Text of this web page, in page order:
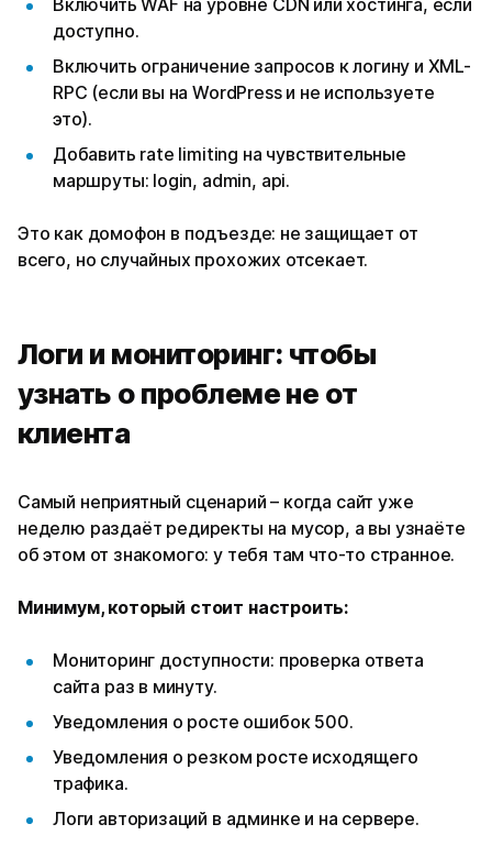
доступно.
Включить ограничение запросов к логину и XML-
RPC (если вы на WordPress и не используете
это).
Добавить rate limiting на чувствительные
маршруты: login, admin, api.
Это как домофон в подъезде: не защищает от
всего, но случайных прохожих отсекает.
Логи и мониторинг: чтобы
узнать о проблеме не от
клиента
Самый неприятный сценарий – когда сайт уже
неделю раздаёт редиректы на мусор, а вы узнаёте
об этом от знакомого: у тебя там что-то странное.
Минимум, который стоит настроить:
Мониторинг доступности: проверка ответа
сайта раз в минуту.
Уведомления о росте ошибок 500.
Уведомления о резком росте исходящего
трафика.
Логи авторизаций в админке и на сервере.